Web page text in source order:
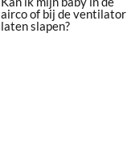
airco of bij de ventilator
laten slapen?